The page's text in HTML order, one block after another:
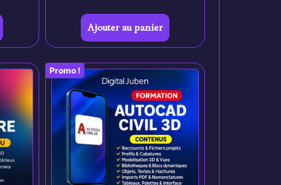
Ajouter au panier
Promo !